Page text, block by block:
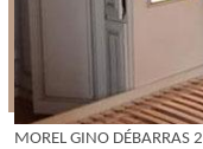
MOREL GINO DÉBARRAS